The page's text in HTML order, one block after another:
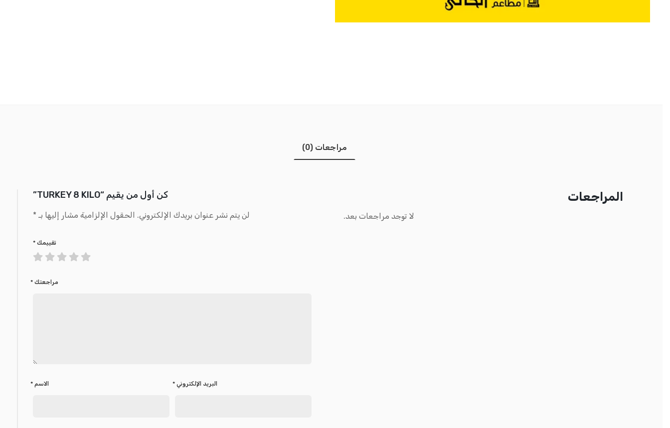
مراجعات (0)
المراجعات
لا توجد مراجعات بعد.
كن أول من يقيم “TURKEY 8 KILO”
لن يتم نشر عنوان بريدك الإلكتروني. الحقول الإلزامية مشار إليها بـ *
تقييمك *
مراجعتك *
الاسم * البريد الإلكتروني *